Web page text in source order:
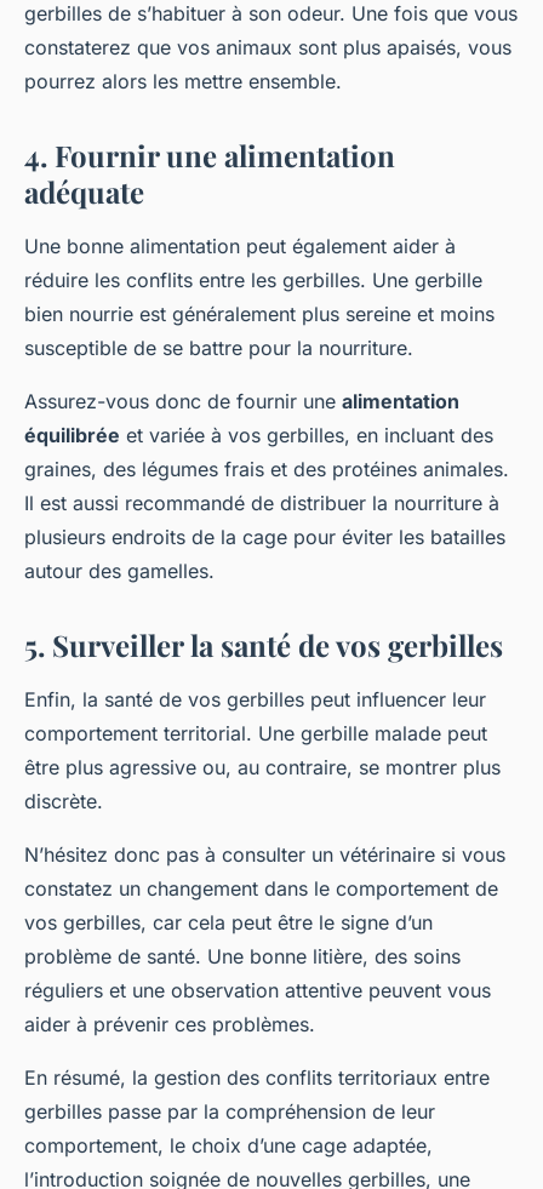
gerbilles de s’habituer à son odeur. Une fois que vous
constaterez que vos animaux sont plus apaisés, vous
pourrez alors les mettre ensemble.
4. Fournir une alimentation
adéquate
Une bonne alimentation peut également aider à
réduire les conflits entre les gerbilles. Une gerbille
bien nourrie est généralement plus sereine et moins
susceptible de se battre pour la nourriture.
Assurez-vous donc de fournir une alimentation
équilibrée et variée à vos gerbilles, en incluant des
graines, des légumes frais et des protéines animales.
Il est aussi recommandé de distribuer la nourriture à
plusieurs endroits de la cage pour éviter les batailles
autour des gamelles.
5. Surveiller la santé de vos gerbilles
Enfin, la santé de vos gerbilles peut influencer leur
comportement territorial. Une gerbille malade peut
être plus agressive ou, au contraire, se montrer plus
discrète.
N’hésitez donc pas à consulter un vétérinaire si vous
constatez un changement dans le comportement de
vos gerbilles, car cela peut être le signe d’un
problème de santé. Une bonne litière, des soins
réguliers et une observation attentive peuvent vous
aider à prévenir ces problèmes.
En résumé, la gestion des conflits territoriaux entre
gerbilles passe par la compréhension de leur
comportement, le choix d’une cage adaptée,
l’introduction soignée de nouvelles gerbilles, une